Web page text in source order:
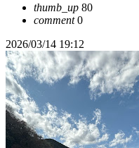
thumb_up 80
comment0
2026/03/14 19:12